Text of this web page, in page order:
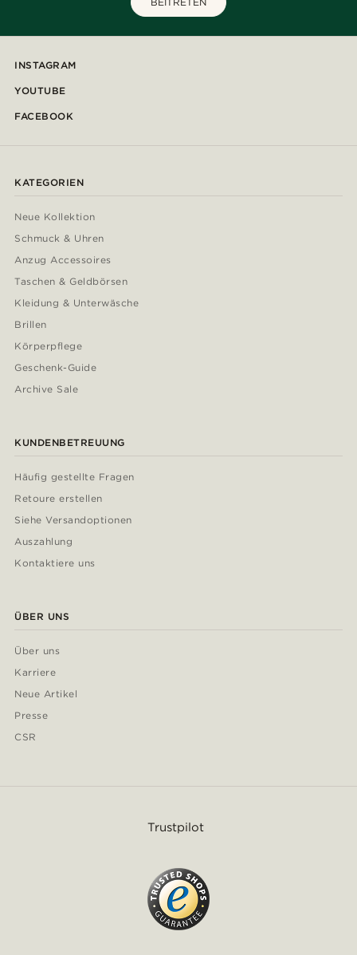
INSTAGRAM
YOUTUBE
FACEBOOK
KATEGORIEN
Neue Kollektion
Schmuck & Uhren
Anzug Accessoires
Taschen & Geldbörsen
Kleidung & Unterwäsche
Brillen
Körperpflege
Geschenk-Guide
Archive Sale
KUNDENBETREUUNG
Häufig gestellte Fragen
Retoure erstellen
Siehe Versandoptionen
Auszahlung
Kontaktiere uns
ÜBER UNS
Über uns
Karriere
Neue Artikel
Presse
CSR
Trustpilot